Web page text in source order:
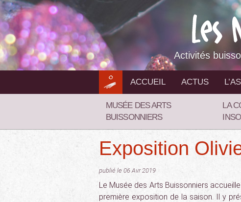
Aller
au
contenu
Activités
ACCUEIL ACTUS
MUSÉE DES ARTS
BUISSONNIERS
LA
Exposition
publié le 06 Avr 2019
Le Musée des Arts Buissonniers
première exposition de la saison. Il y